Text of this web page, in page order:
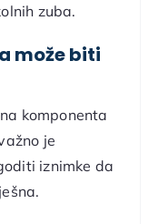
zuba.
može biti
komponenta
je
iznimke da